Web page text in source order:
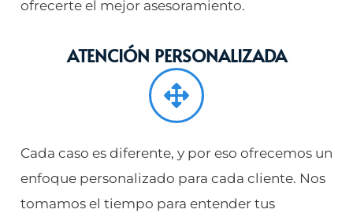
ofrecerte el mejor asesoramiento.
ATENCIÓN PERSONALIZADA
Cada caso es diferente, y por eso ofrecemos un
enfoque personalizado para cada cliente. Nos
tomamos el tiempo para entender tus